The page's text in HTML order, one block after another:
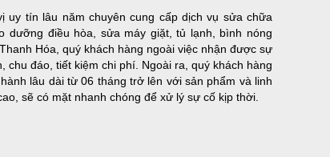
uy tín lâu năm chuyên cung cấp dịch vụ sửa chữa
dưỡng điều hòa, sửa máy giặt, tủ lạnh, bình nóng
Hóa, quý khách hàng ngoài việc nhận được sự
chu đáo, tiết kiệm chi phí. Ngoài ra, quý khách hàng
lâu dài từ 06 tháng trở lên với sản phẩm và linh
sẽ có mặt nhanh chóng để xử lý sự cố kịp thời.